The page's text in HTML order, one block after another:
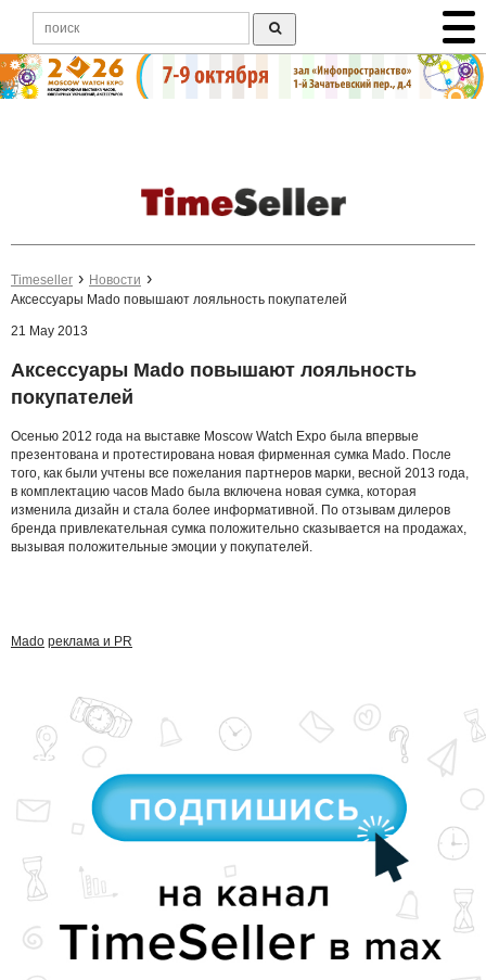
Timeseller
Новости
Аксессуары Mado повышают лояльность покупателей
21 May 2013
Аксессуары Mado повышают лояльность
покупателей
Осенью 2012 года на выставке Moscow Watch Expo была впервые
презентована и протестирована новая фирменная сумка Mado. После
того, как были учтены все пожелания партнеров марки, весной 2013 года,
в комплектацию часов Mado была включена новая сумка, которая
изменила дизайн и стала более информативной. По отзывам дилеров
бренда привлекательная сумка положительно сказывается на продажах,
вызывая положительные эмоции у покупателей.
Mado реклама и PR